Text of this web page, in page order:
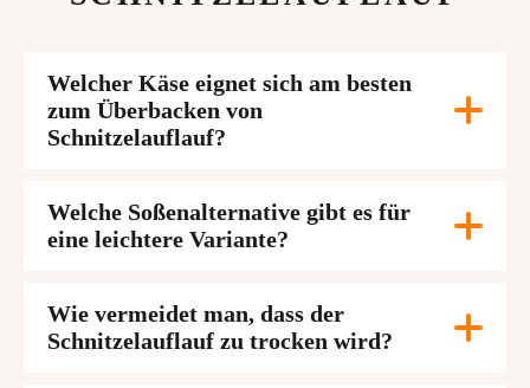
Welcher Käse eignet sich am besten
zum Überbacken von
Schnitzelauflauf?
Welche Soßenalternative gibt es für
eine leichtere Variante?
Wie vermeidet man, dass der
Schnitzelauflauf zu trocken wird?